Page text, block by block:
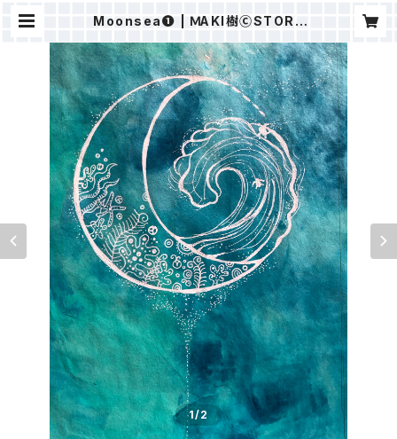
Moonsea❶ | ＭAKI樹ⒸSTORE
1/2